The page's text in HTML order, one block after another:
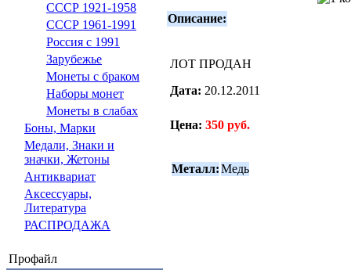
СССР 1921-1958
СССР 1961-1991
Россия с 1991
Зарубежье
Монеты с браком
Наборы монет
Монеты в слабах
Боны, Марки
Медали, Знаки и
значки, Жетоны
Антиквариат
Аксессуары,
Литература
РАСПРОДАЖА
Профайл
Описание:
ЛОТ ПРОДАН
Дата: 20.12.2011
Цена: 350 руб.
Металл:Медь